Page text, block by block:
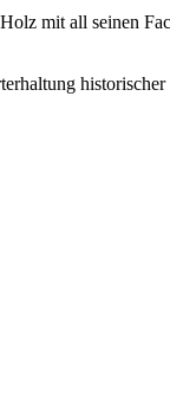
mit all seinen